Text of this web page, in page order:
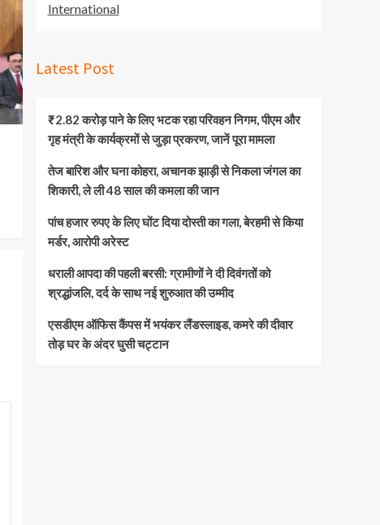
International
Latest Post
₹2.82 करोड़ पाने के लिए भटक रहा परिवहन निगम, पीएम और
गृह मंत्री के कार्यक्रमों से जुड़ा प्रकरण, जानें पूरा मामला
तेज बारिश और घना कोहरा, अचानक झाड़ी से निकला जंगल का
शिकारी, ले ली 48 साल की कमला की जान
पांच हजार रुपए के लिए घोंट दिया दोस्ती का गला, बेरहमी से किया
मर्डर, आरोपी अरेस्ट
धराली आपदा की पहली बरसी: ग्रामीणों ने दी दिवंगतों को
श्रद्धांजलि, दर्द के साथ नई शुरुआत की उम्मीद
एसडीएम ऑफिस कैंपस में भयंकर लैंडस्लाइड, कमरे की दीवार
तोड़ घर के अंदर घुसी चट्टान